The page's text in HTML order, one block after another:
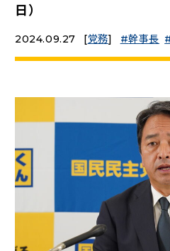
Go!Go!こくみんストア（新
こくみんオンラインスクール
（新しいタ
二次創作ガイドライン（新し
プライバシーポリシー
特定商取引法に基づく表記
日）
2024.09.27 [党務] 幹事長